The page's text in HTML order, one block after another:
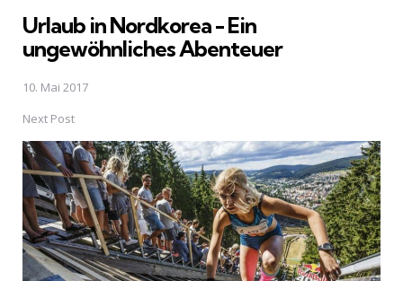
Urlaub in Nordkorea - Ein
ungewöhnliches Abenteuer
10. Mai 2017
Next Post